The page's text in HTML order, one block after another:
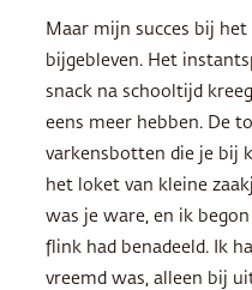
Maar mijn succes bij
bijgebleven. Het
snack na schooltijd
eens meer hebben. De
varkensbotten die je bij
het loket van kleine
was je ware, en ik
flink had benadeeld. Ik
vreemd was, alleen bij